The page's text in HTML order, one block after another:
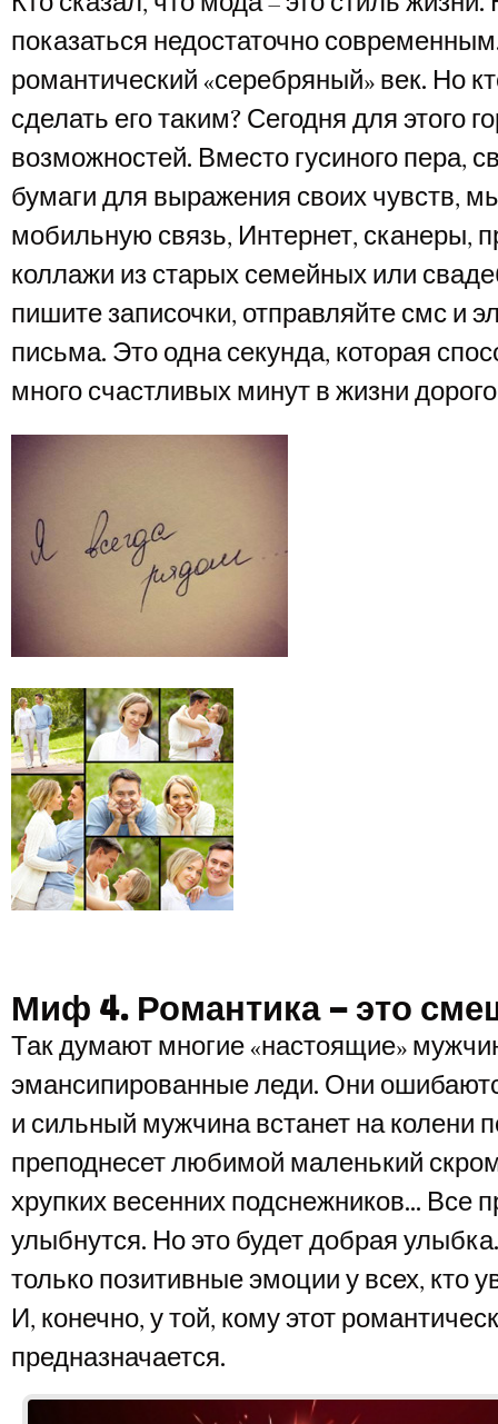
показаться недостаточно
романтический «серебряный» век. Но
сделать его таким? Сегодня для этого
возможностей. Вместо гусиного пера,
бумаги для выражения своих чувств,
мобильную связь, Интернет, сканеры,
коллажи из старых семейных или
пишите записочки, отправляйте смс и
письма. Это одна секунда, которая
много счастливых минут в жизни
Миф 4. Романтика – это
Так думают многие «настоящие»
эмансипированные леди. Они
и сильный мужчина встанет на колени
преподнесет любимой маленький
хрупких весенних подснежников… Все
улыбнутся. Но это будет добрая
только позитивные эмоции у всех, кто
И, конечно, у той, кому этот
предназначается.